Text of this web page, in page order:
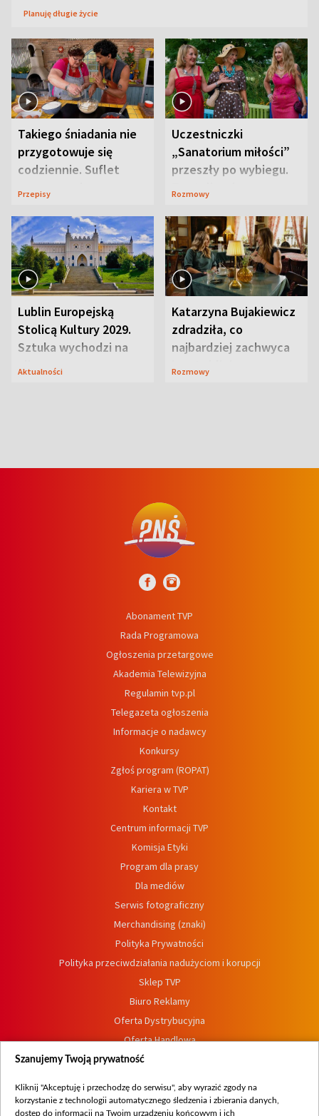
Planuję długie życie
Takiego śniadania nie
przygotowuje się
codziennie. Suflet
serowy zachwyca
Przepisy
Uczestniczki
„Sanatorium miłości”
przeszły po wybiegu.
Te stylizacje
Rozmowy
Lublin Europejską
Stolicą Kultury 2029.
Sztuka wychodzi na
ulice
Aktualności
Katarzyna Bujakiewicz
zdradziła, co
najbardziej zachwyca
ją w Lublinie
Rozmowy
Abonament TVP
Rada Programowa
Ogłoszenia przetargowe
Akademia Telewizyjna
Regulamin tvp.pl
Telegazeta ogłoszenia
Informacje o nadawcy
Konkursy
Zgłoś program (ROPAT)
Kariera w TVP
Kontakt
Centrum informacji TVP
Komisja Etyki
Program dla prasy
Dla mediów
Serwis fotograficzny
Merchandising (znaki)
Polityka Prywatności
Polityka przeciwdziałania nadużyciom i korupcji
Sklep TVP
Biuro Reklamy
Oferta Dystrybucyjna
Oferta Handlowa
Dostępność
Procedura zgłoszeń wewnętrznych
Szanujemy Twoją prywatność
Kliknij "Akceptuję i przechodzę do serwisu", aby wyrazić zgody na
korzystanie z technologii automatycznego śledzenia i zbierania danych,
dostęp do informacji na Twoim urządzeniu końcowym i ich